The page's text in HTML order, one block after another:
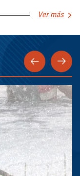
Ver más